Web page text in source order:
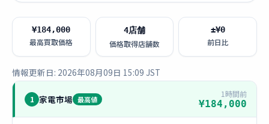
¥184,000
最高買取価格
4店舗
価格取得店舗数
±¥0
前日比
情報更新日: 2026年08月09日 15:09 JST
1 家電市場 最高値
1時間前
¥184,000